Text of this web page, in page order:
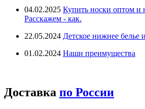
04.02.2025 Купить носки оптом и
Расскажем - как.
22.05.2024 Детское нижнее белье
01.02.2024 Наши преимущества
Доставка по России